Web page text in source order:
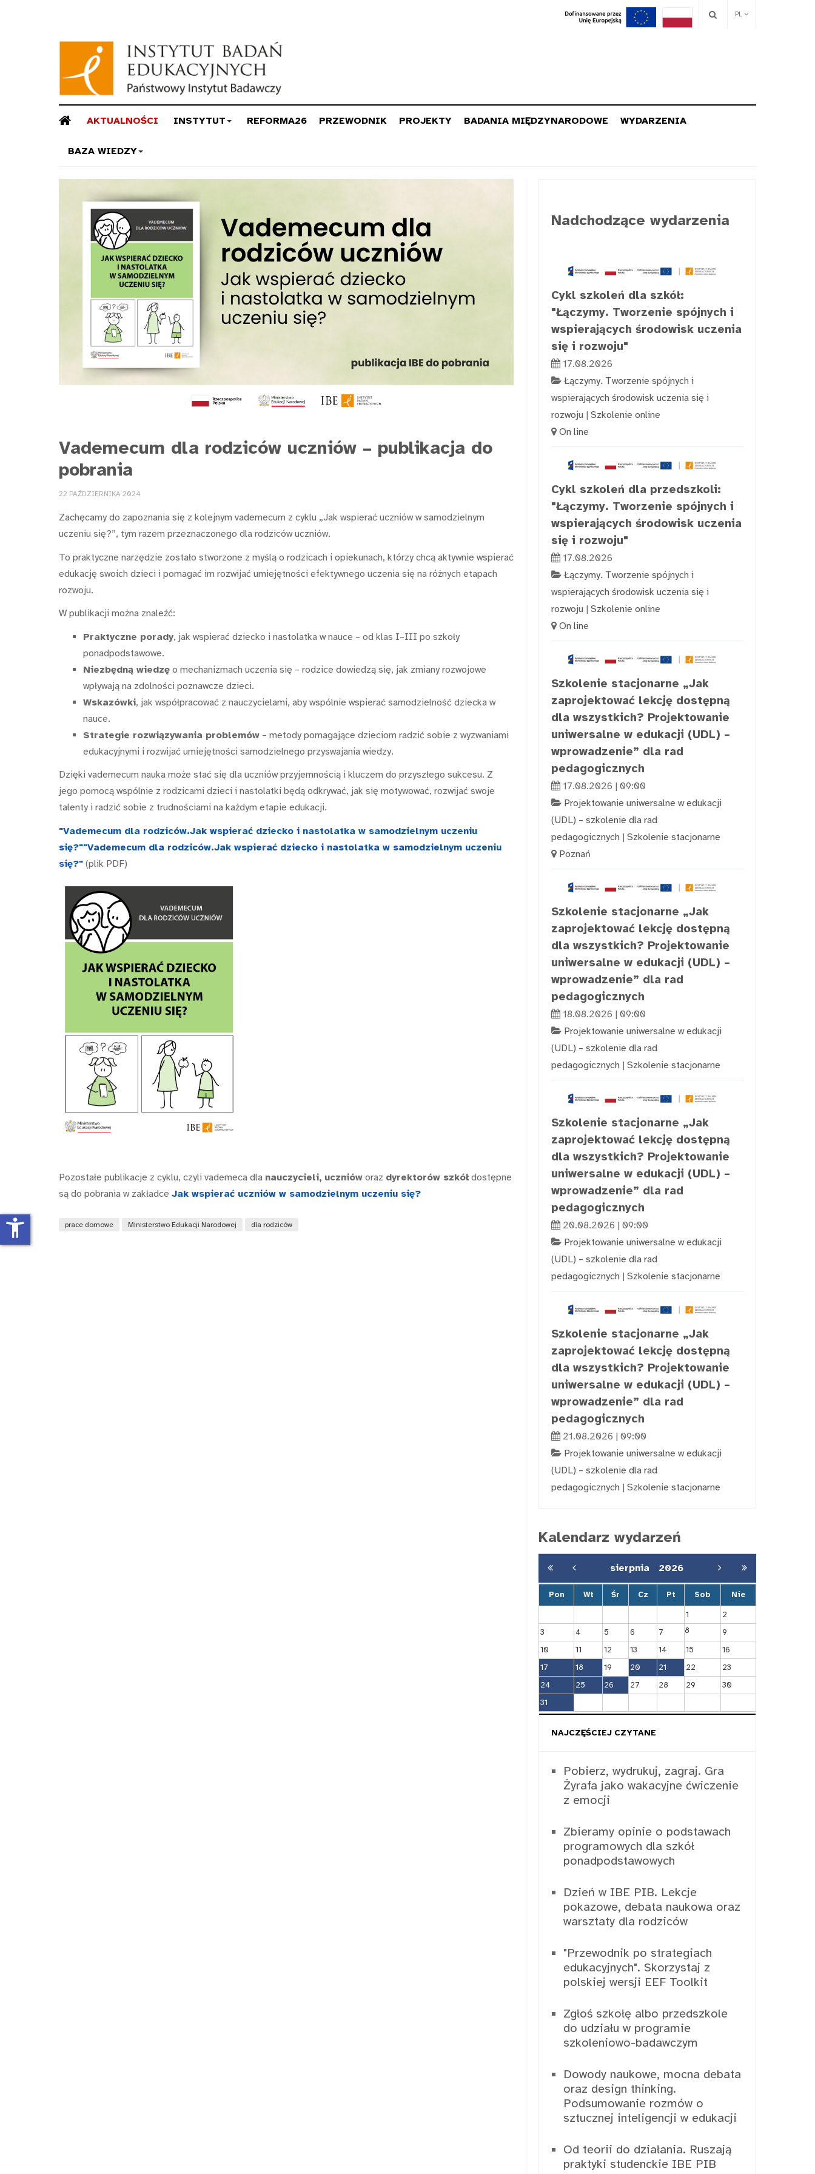
PL
AKTUALNOŚCI INSTYTUT REFORMA26 PRZEWODNIK PROJEKTY BADANIA MIĘDZYNARODOWE WYDARZENIA
BAZA WIEDZY
Vademecum dla rodziców uczniów – publikacja do
pobrania
22 PAŹDZIERNIKA 2024
Zachęcamy do zapoznania się z kolejnym vademecum z cyklu „Jak wspierać uczniów w samodzielnym
uczeniu się?”, tym razem przeznaczonego dla rodziców uczniów.
To praktyczne narzędzie zostało stworzone z myślą o rodzicach i opiekunach, którzy chcą aktywnie wspierać
edukację swoich dzieci i pomagać im rozwijać umiejętności efektywnego uczenia się na różnych etapach
rozwoju.
W publikacji można znaleźć:
Praktyczne porady, jak wspierać dziecko i nastolatka w nauce – od klas I–III po szkoły
ponadpodstawowe.
Niezbędną wiedzę o mechanizmach uczenia się – rodzice dowiedzą się, jak zmiany rozwojowe
wpływają na zdolności poznawcze dzieci.
Wskazówki, jak współpracować z nauczycielami, aby wspólnie wspierać samodzielność dziecka w
nauce.
Strategie rozwiązywania problemów – metody pomagające dzieciom radzić sobie z wyzwaniami
edukacyjnymi i rozwijać umiejętności samodzielnego przyswajania wiedzy.
Dzięki vademecum nauka może stać się dla uczniów przyjemnością i kluczem do przyszłego sukcesu. Z
jego pomocą wspólnie z rodzicami dzieci i nastolatki będą odkrywać, jak się motywować, rozwijać swoje
talenty i radzić sobie z trudnościami na każdym etapie edukacji.
"Vademecum dla rodziców.Jak wspierać dziecko i nastolatka w samodzielnym uczeniu
się?""Vademecum dla rodziców.Jak wspierać dziecko i nastolatka w samodzielnym uczeniu
się?" (plik PDF)
Pozostałe publikacje z cyklu, czyli vademeca dla nauczycieli, uczniów oraz dyrektorów szkół dostępne
są do pobrania w zakładce Jak wspierać uczniów w samodzielnym uczeniu się?
prace domowe Ministerstwo Edukacji Narodowej dla rodziców
Nadchodzące wydarzenia
Cykl szkoleń dla szkół:
"Łączymy. Tworzenie spójnych i
wspierających środowisk uczenia
się i rozwoju"
17.08.2026
Łączymy. Tworzenie spójnych i
wspierających środowisk uczenia się i
rozwoju | Szkolenie online
On line
Cykl szkoleń dla przedszkoli:
"Łączymy. Tworzenie spójnych i
wspierających środowisk uczenia
się i rozwoju"
17.08.2026
Łączymy. Tworzenie spójnych i
wspierających środowisk uczenia się i
rozwoju | Szkolenie online
On line
Szkolenie stacjonarne „Jak
zaprojektować lekcję dostępną
dla wszystkich? Projektowanie
uniwersalne w edukacji (UDL) –
wprowadzenie” dla rad
pedagogicznych
17.08.2026 | 09:00
Projektowanie uniwersalne w edukacji
(UDL) – szkolenie dla rad
pedagogicznych | Szkolenie stacjonarne
Poznań
Szkolenie stacjonarne „Jak
zaprojektować lekcję dostępną
dla wszystkich? Projektowanie
uniwersalne w edukacji (UDL) –
wprowadzenie” dla rad
pedagogicznych
18.08.2026 | 09:00
Projektowanie uniwersalne w edukacji
(UDL) – szkolenie dla rad
pedagogicznych | Szkolenie stacjonarne
Szkolenie stacjonarne „Jak
zaprojektować lekcję dostępną
dla wszystkich? Projektowanie
uniwersalne w edukacji (UDL) –
wprowadzenie” dla rad
pedagogicznych
20.08.2026 | 09:00
Projektowanie uniwersalne w edukacji
(UDL) – szkolenie dla rad
pedagogicznych | Szkolenie stacjonarne
Szkolenie stacjonarne „Jak
zaprojektować lekcję dostępną
dla wszystkich? Projektowanie
uniwersalne w edukacji (UDL) –
wprowadzenie” dla rad
pedagogicznych
21.08.2026 | 09:00
Projektowanie uniwersalne w edukacji
(UDL) – szkolenie dla rad
pedagogicznych | Szkolenie stacjonarne
Kalendarz wydarzeń
sierpnia 2026
Pon Wt Śr Cz Pt Sob Nie
1
2
3
4 5 6 7 8
9
10
11 12 13 14 15
16
17
18 19 20 21 22
23
24
25 26 27 28 29
30
31
NAJCZĘŚCIEJ CZYTANE
Pobierz, wydrukuj, zagraj. Gra
Żyrafa jako wakacyjne ćwiczenie
z emocji
Zbieramy opinie o podstawach
programowych dla szkół
ponadpodstawowych
Dzień w IBE PIB. Lekcje
pokazowe, debata naukowa oraz
warsztaty dla rodziców
"Przewodnik po strategiach
edukacyjnych". Skorzystaj z
polskiej wersji EEF Toolkit
Zgłoś szkołę albo przedszkole
do udziału w programie
szkoleniowo-badawczym
Dowody naukowe, mocna debata
oraz design thinking.
Podsumowanie rozmów o
sztucznej inteligencji w edukacji
Od teorii do działania. Ruszają
praktyki studenckie IBE PIB
accessibility_new